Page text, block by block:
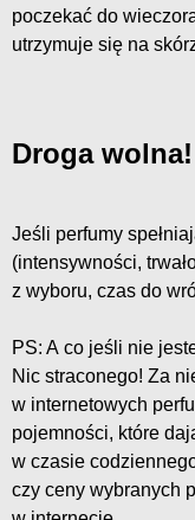
poczekać do
utrzymuje się na
Droga wolna!
Jeśli perfumy
(intensywności,
z wyboru, czas do
PS: A co jeśli nie
Nic straconego! Za
w internetowych
pojemności, które
w czasie
czy ceny wybranych